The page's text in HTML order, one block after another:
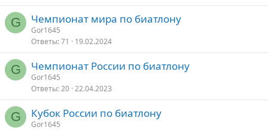
G Чемпионат мира по биатлону
Gor1645
Ответы 71 19.02.2024
G Чемпионат России по биатлону
Gor1645
Ответы 20 22.04.2023
G Кубок России по биатлону
Gor1645